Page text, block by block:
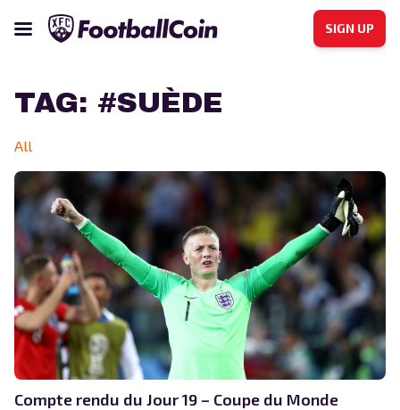
SIGN UP
TAG: #SUÈDE
All
Compte rendu du Jour 19 – Coupe du Monde